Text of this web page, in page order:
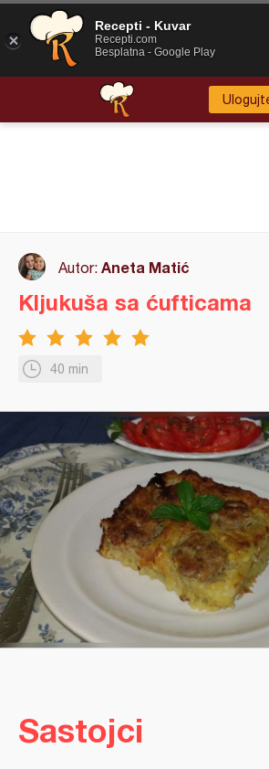
Autor: Aneta Matić
40 min
Kljukuša sa ćufticama
Sastojci
Recepti - Kuvar
Recepti.com
Besplatna - Google Play